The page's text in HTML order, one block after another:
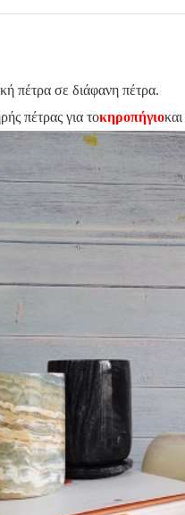
πέτρα σε διάφανη πέτρα.
πέτρας για τοκηροπήγιο